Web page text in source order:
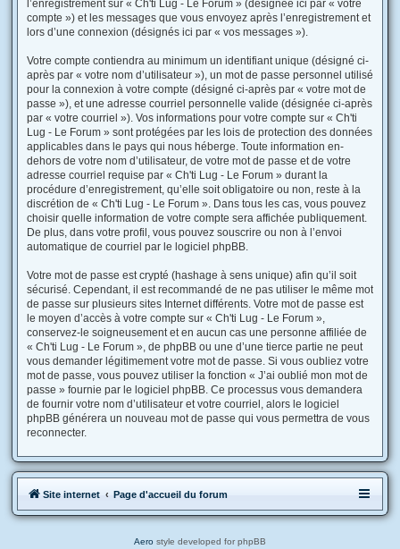
l’enregistrement sur « Ch'ti Lug - Le Forum » (désignée ici par « votre
compte ») et les messages que vous envoyez après l’enregistrement et
lors d’une connexion (désignés ici par « vos messages »).
Votre compte contiendra au minimum un identifiant unique (désigné ci-
après par « votre nom d’utilisateur »), un mot de passe personnel utilisé
pour la connexion à votre compte (désigné ci-après par « votre mot de
passe »), et une adresse courriel personnelle valide (désignée ci-après
par « votre courriel »). Vos informations pour votre compte sur « Ch'ti
Lug - Le Forum » sont protégées par les lois de protection des données
applicables dans le pays qui nous héberge. Toute information en-
dehors de votre nom d’utilisateur, de votre mot de passe et de votre
adresse courriel requise par « Ch'ti Lug - Le Forum » durant la
procédure d’enregistrement, qu’elle soit obligatoire ou non, reste à la
discrétion de « Ch'ti Lug - Le Forum ». Dans tous les cas, vous pouvez
choisir quelle information de votre compte sera affichée publiquement.
De plus, dans votre profil, vous pouvez souscrire ou non à l’envoi
automatique de courriel par le logiciel phpBB.
Votre mot de passe est crypté (hashage à sens unique) afin qu’il soit
sécurisé. Cependant, il est recommandé de ne pas utiliser le même mot
de passe sur plusieurs sites Internet différents. Votre mot de passe est
le moyen d’accès à votre compte sur « Ch'ti Lug - Le Forum »,
conservez-le soigneusement et en aucun cas une personne affiliée de
« Ch'ti Lug - Le Forum », de phpBB ou une d’une tierce partie ne peut
vous demander légitimement votre mot de passe. Si vous oubliez votre
mot de passe, vous pouvez utiliser la fonction « J’ai oublié mon mot de
passe » fournie par le logiciel phpBB. Ce processus vous demandera
de fournir votre nom d’utilisateur et votre courriel, alors le logiciel
phpBB générera un nouveau mot de passe qui vous permettra de vous
reconnecter.
Site internet Page d'accueil du forum
Aero style developed for phpBB